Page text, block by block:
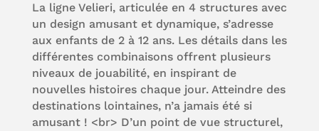
La ligne Velieri, articulée en 4 structures avec
un design amusant et dynamique, s’adresse
aux enfants de 2 à 12 ans. Les détails dans les
différentes combinaisons offrent plusieurs
niveaux de jouabilité, en inspirant de
nouvelles histoires chaque jour. Atteindre des
destinations lointaines, n’a jamais été si
amusant ! <br> D’un point de vue structurel,